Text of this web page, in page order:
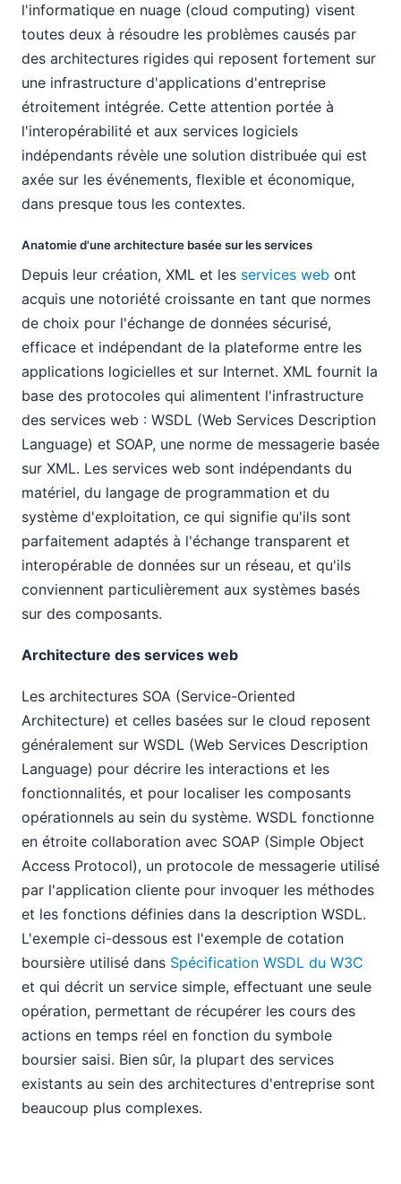
l'informatique en nuage (cloud computing) visent
toutes deux à résoudre les problèmes causés par
des architectures rigides qui reposent fortement sur
une infrastructure d'applications d'entreprise
étroitement intégrée. Cette attention portée à
l'interopérabilité et aux services logiciels
indépendants révèle une solution distribuée qui est
axée sur les événements, flexible et économique,
dans presque tous les contextes.
Anatomie d'une architecture basée sur les services
Depuis leur création, XML et les services web ont
acquis une notoriété croissante en tant que normes
de choix pour l'échange de données sécurisé,
efficace et indépendant de la plateforme entre les
applications logicielles et sur Internet. XML fournit la
base des protocoles qui alimentent l'infrastructure
des services web : WSDL (Web Services Description
Language) et SOAP, une norme de messagerie basée
sur XML. Les services web sont indépendants du
matériel, du langage de programmation et du
système d'exploitation, ce qui signifie qu'ils sont
parfaitement adaptés à l'échange transparent et
interopérable de données sur un réseau, et qu'ils
conviennent particulièrement aux systèmes basés
sur des composants.
Architecture des services web
Les architectures SOA (Service-Oriented
Architecture) et celles basées sur le cloud reposent
généralement sur WSDL (Web Services Description
Language) pour décrire les interactions et les
fonctionnalités, et pour localiser les composants
opérationnels au sein du système. WSDL fonctionne
en étroite collaboration avec SOAP (Simple Object
Access Protocol), un protocole de messagerie utilisé
par l'application cliente pour invoquer les méthodes
et les fonctions définies dans la description WSDL.
L'exemple ci-dessous est l'exemple de cotation
boursière utilisé dans Spécification WSDL du W3C
et qui décrit un service simple, effectuant une seule
opération, permettant de récupérer les cours des
actions en temps réel en fonction du symbole
boursier saisi. Bien sûr, la plupart des services
existants au sein des architectures d'entreprise sont
beaucoup plus complexes.